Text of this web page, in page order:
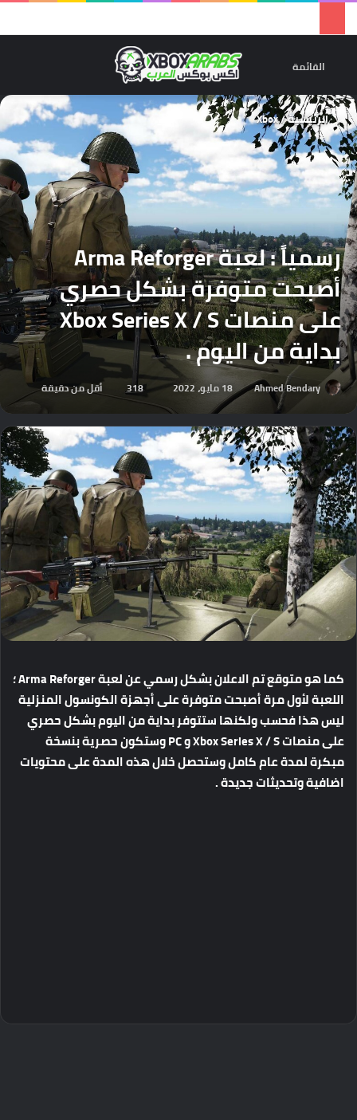
القائمة
الرئيسية/
Xbox
رسمياً : لعبة Arma Reforger
أصبحت متوفرة بشكل حصري
على منصات Xbox Series X / S
بداية من اليوم .
Ahmed Bendary 18 مايو، 2022 318 أقل من دقيقة
كما هو متوقع تم الاعلان بشكل رسمي عن لعبة Arma Reforger ؛
اللعبة لأول مرة أصبحت متوفرة على أجهزة الكونسول المنزلية
ليس هذا فحسب ولكنها ستتوفر بداية من اليوم بشكل حصري
على منصات Xbox Series X / S و PC وستكون حصرية بنسخة
مبكرة لمدة عام كامل وستحصل خلال هذه المدة على محتويات
اضافية وتحديثات جديدة .